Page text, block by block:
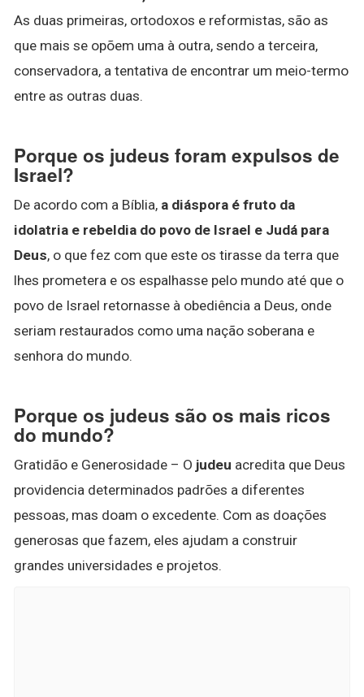
As duas primeiras, ortodoxos e reformistas, são as
que mais se opõem uma à outra, sendo a terceira,
conservadora, a tentativa de encontrar um meio-termo
entre as outras duas.
Porque os judeus foram expulsos de
Israel?
De acordo com a Bíblia, a diáspora é fruto da
idolatria e rebeldia do povo de Israel e Judá para
Deus, o que fez com que este os tirasse da terra que
lhes prometera e os espalhasse pelo mundo até que o
povo de Israel retornasse à obediência a Deus, onde
seriam restaurados como uma nação soberana e
senhora do mundo.
Porque os judeus são os mais ricos
do mundo?
Gratidão e Generosidade – O judeu acredita que Deus
providencia determinados padrões a diferentes
pessoas, mas doam o excedente. Com as doações
generosas que fazem, eles ajudam a construir
grandes universidades e projetos.